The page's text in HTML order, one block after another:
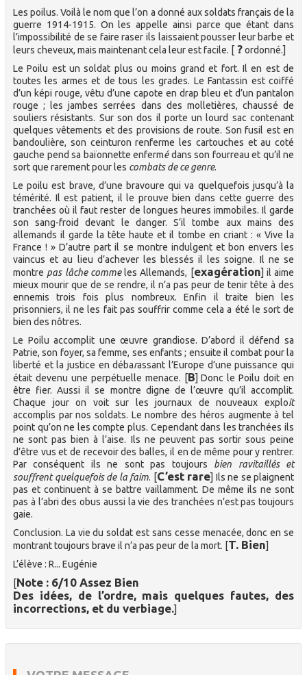
Les poilus. Voilà le nom que l’on a donné aux soldats français de la
guerre 1914-1915. On les appelle ainsi parce que étant dans
l’impossibilité de se faire raser ils laissaient pousser leur barbe et
leurs cheveux, mais maintenant cela leur est facile. [ ?ordonné.]
Le Poilu est un soldat plus ou moins grand et fort. Il en est de
toutes les armes et de tous les grades. Le Fantassin est coiffé
d’un képi rouge, vêtu d’une capote en drap bleu et d’un pantalon
rouge ; les jambes serrées dans des molletières, chaussé de
souliers résistants. Sur son dos il porte un lourd sac contenant
quelques vêtements et des provisions de route. Son fusil est en
bandoulière, son ceinturon renferme les cartouches et au coté
gauche pend sa baïonnette enfermédans son fourreau et qu’il ne
sort que rarement pour les combats de ce genre.
Le poilu est brave, d’une bravoure qui va quelquefois jusqu’à la
témérité. Il est patient, il le prouve bien dans cette guerre des
tranchées où il faut rester de longues heures immobiles. Il garde
son sang-froid devant le danger. S’il tombe aux mains des
allemands il garde la tête haute et il tombe en criant : « Vive la
France ! » D’autre part il se montre indulgent et bon envers les
vaincus et au lieu d’achever les blessés il les soigne. Il ne se
montre pas lâche commeles Allemands, [exagération] il aime
mieux mourir que de se rendre, il n’a pas peur de tenir tête à des
ennemis trois fois plus nombreux. Enfin il traite bien les
prisonniers, il ne les fait pas souffrir comme cela a été le sort de
bien des nôtres.
Le Poilu accomplit une œuvre grandiose. D’abord il défend sa
Patrie, son foyer, sa femme, ses enfants ; ensuite il combat pour la
liberté et la justice en débarassant l’Europe d’une puissance qui
était devenu une perpétuelle menace. [B] Donc le Poilu doit en
être fier. Aussi il se montre digne de l’œuvre qu’il accomplit.
Chaque jour on voit sur les journaux de nouveaux exploit
accomplis par nos soldats. Le nombre des héros augmente à tel
point qu’on ne les compte plus. Cependant dans les tranchées ils
ne sont pas bien à l’aise. Ils ne peuvent pas sortir sous peine
d’être vus et de recevoir des balles, il en de même pour y rentrer.
Par conséquent ils ne sont pas toujours bien ravitaillés et
souffrent quelquefois de la faim. [C’est rare] Ils ne se plaignent
pas et continuent à se battre vaillamment. De même ils ne sont
pas à l’abri des obus aussi la vie des tranchées n’est pas toujours
gaie.
Conclusion. La vie du soldat est sans cesse menacée, donc en se
montrant toujours brave il n’a pas peur de la mort. [T. Bien]
L’élève : R... Eugénie
[Note : 6/10 Assez Bien
Des idées, de l’ordre, mais quelques fautes, des
incorrections, et du verbiage.]